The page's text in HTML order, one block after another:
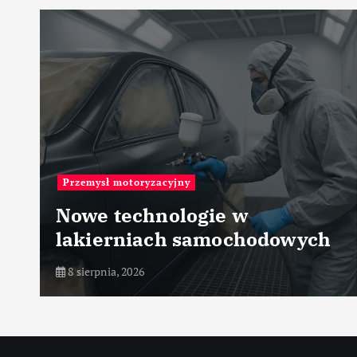
Przemysł motoryzacyjny
Nowe technologie w
lakierniach samochodowych
8 sierpnia, 2026